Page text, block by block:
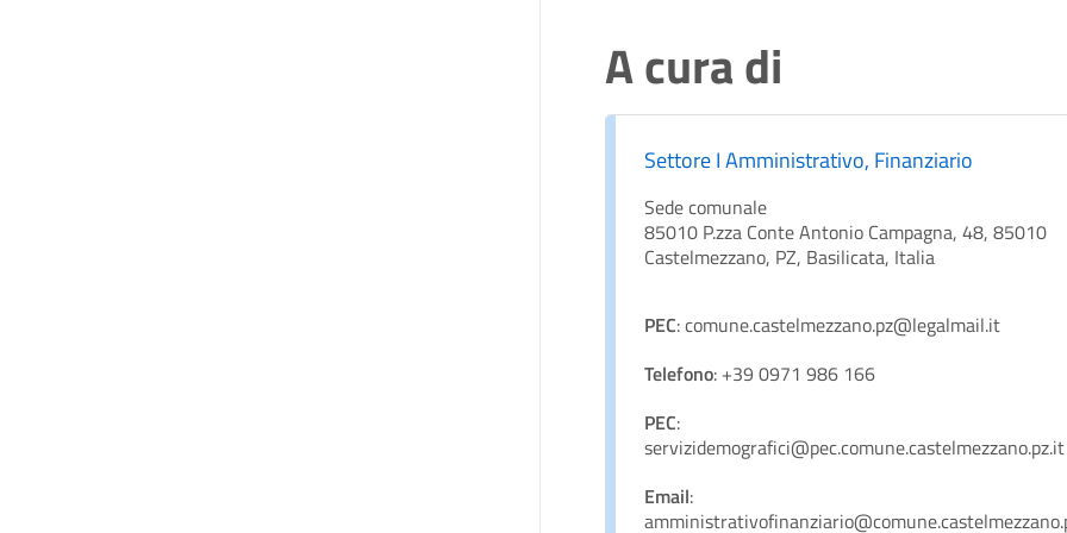
A cura di
Settore I Amministrativo, Finanziario
Sede comunale
85010 P.zza Conte Antonio Campagna, 48, 85010
Castelmezzano, PZ, Basilicata, Italia
PEC: comune.castelmezzano.pz@legalmail.it
Telefono: +39 0971 986 166
PEC:
servizidemografici@pec.comune.castelmezzano.pz.it
Email: